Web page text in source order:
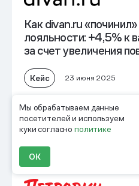
Мы обрабатываем данные
посетителей и используем
куки согласнополитике
ОК
Как divan.ru
лояльности: +4,5% к
за счет увеличения
Кейс 23 июня 2025
Наталья Винокурова
Руководитель программы